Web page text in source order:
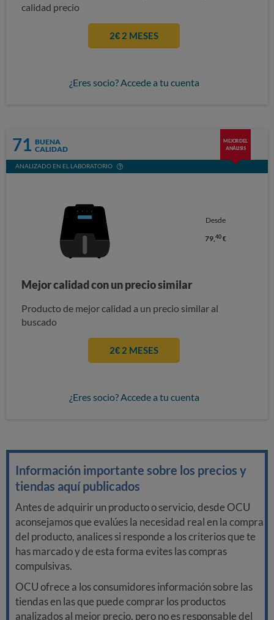
calidad precio
2€ 2 MESES
¿Eres socio? Accede a tu cuenta
71 BUENA
CALIDAD
MEJOR DEL
ANÁLISIS
ANALIZADO EN EL LABORATORIO
Desde
79,40€
Mejor calidad con un precio similar
Producto de mejor calidad a un precio similar al
buscado
2€ 2 MESES
¿Eres socio? Accede a tu cuenta
Información importante sobre los precios y
tiendas aquí publicados
Antes de adquirir un producto o servicio, desde OCU
aconsejamos que evalúes la necesidad real en la compra
del producto, analices si responde a los criterios que te
has marcado y de esta forma evites las compras
compulsivas.
OCU ofrece a los consumidores información sobre las
tiendas en las que puede comprar los productos
analizados al mejor precio, pero no es responsable del